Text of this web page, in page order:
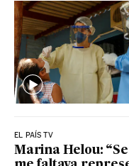
EL PAÍS TV
Marina Helou: